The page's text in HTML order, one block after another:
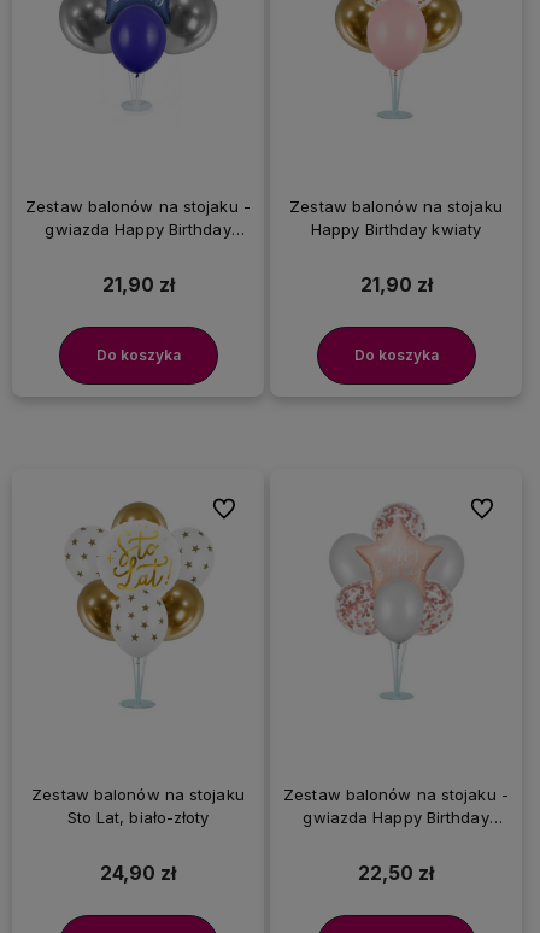
Zestaw balonów na stojaku -
gwiazda Happy Birthday
21,90 zł
Do koszyka
Zestaw balonów na stojaku
Happy Birthday kwiaty
21,90 zł
Do koszyka
Zestaw balonów na stojaku
Sto Lat, biało-złoty
24,90 zł
Do ulubionych
Zestaw balonów na stojaku -
gwiazda Happy Birthday
22,50 zł
Do